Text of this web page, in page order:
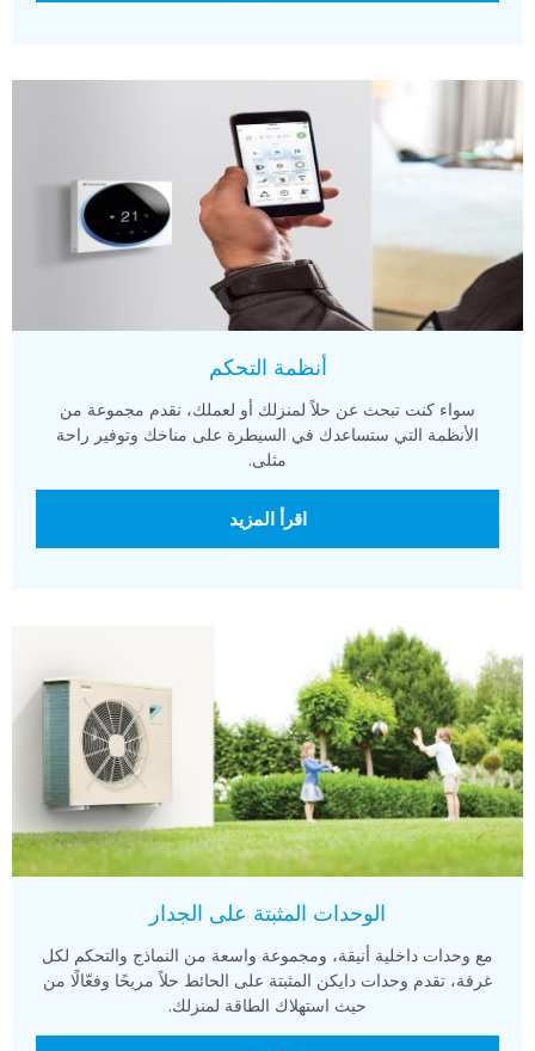
أنظمة التحكم
سواء كنت تبحث عن حلاً لمنزلك أو لعملك، نقدم مجموعة من
الأنظمة التي ستساعدك في السيطرة على مناخك وتوفير راحة
مثلى.
اقرأ المزيد
الوحدات المثبتة على الجدار
مع وحدات داخلية أنيقة، ومجموعة واسعة من النماذج والتحكم لكل
غرفة، تقدم وحدات دايكن المثبتة على الحائط حلاً مريحًا وفعّالًا من
حيث استهلاك الطاقة لمنزلك.